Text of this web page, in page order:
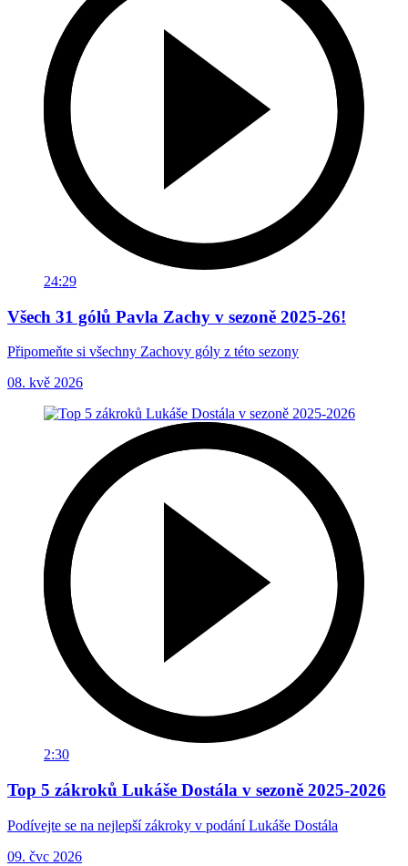
24:29
Všech 31 gólů Pavla Zachy v sezoně 2025-26!
Připomeňte si všechny Zachovy góly z této sezony
08. kvě 2026
2:30
Top 5 zákroků Lukáše Dostála v sezoně 2025-2026
Podívejte se na nejlepší zákroky v podání Lukáše Dostála
09. čvc 2026